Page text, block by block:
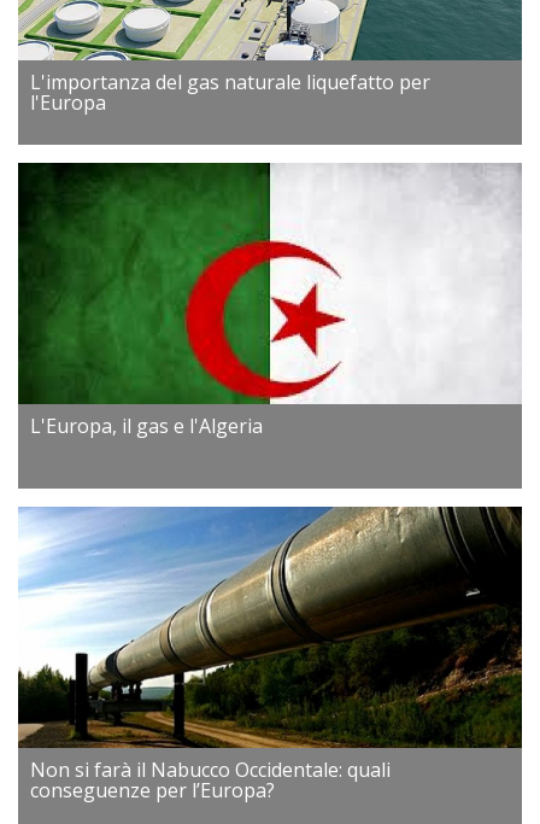
L'importanza del gas naturale liquefatto per
l'Europa
L'Europa, il gas e l'Algeria
Non si farà il Nabucco Occidentale: quali
conseguenze per l’Europa?